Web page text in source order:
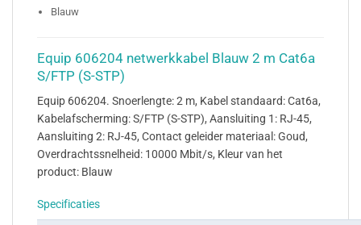
Blauw
Equip 606204 netwerkkabel Blauw 2 m Cat6a
S/FTP (S-STP)
Equip 606204. Snoerlengte: 2 m, Kabel standaard: Cat6a,
Kabelafscherming: S/FTP (S-STP), Aansluiting 1: RJ-45,
Aansluiting 2: RJ-45, Contact geleider materiaal: Goud,
Overdrachtssnelheid: 10000 Mbit/s, Kleur van het
product: Blauw
Specificaties